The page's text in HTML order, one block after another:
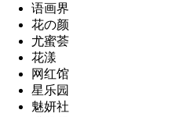
语画界
花の颜
尤蜜荟
花漾
网红馆
星乐园
魅妍社